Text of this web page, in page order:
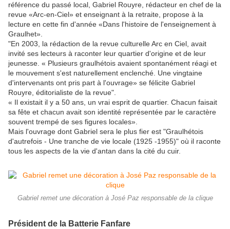
référence du passé local, Gabriel Rouyre, rédacteur en chef de la
revue «Arc-en-Ciel» et enseignant à la retraite, propose à la
lecture en cette fin d'année «Dans l'histoire de l'enseignement à
Graulhet».
"En 2003, la rédaction de la revue culturelle Arc en Ciel, avait
invité ses lecteurs à raconter leur quartier d'origine et de leur
jeunesse. « Plusieurs graulhétois avaient spontanément réagi et
le mouvement s'est naturellement enclenché. Une vingtaine
d'intervenants ont pris part à l'ouvrage» se félicite Gabriel
Rouyre, éditorialiste de la revue".
« Il existait il y a 50 ans, un vrai esprit de quartier. Chacun faisait
sa fête et chacun avait son identité représentée par le caractère
souvent trempé de ses figures locales».
Mais l'ouvrage dont Gabriel sera le plus fier est "Graulhétois
d'autrefois - Une tranche de vie locale (1925 -1955)" où il raconte
tous les aspects de la vie d'antan dans la cité du cuir.
Gabriel remet une décoration à José Paz responsable de la clique
Président de la Batterie Fanfare